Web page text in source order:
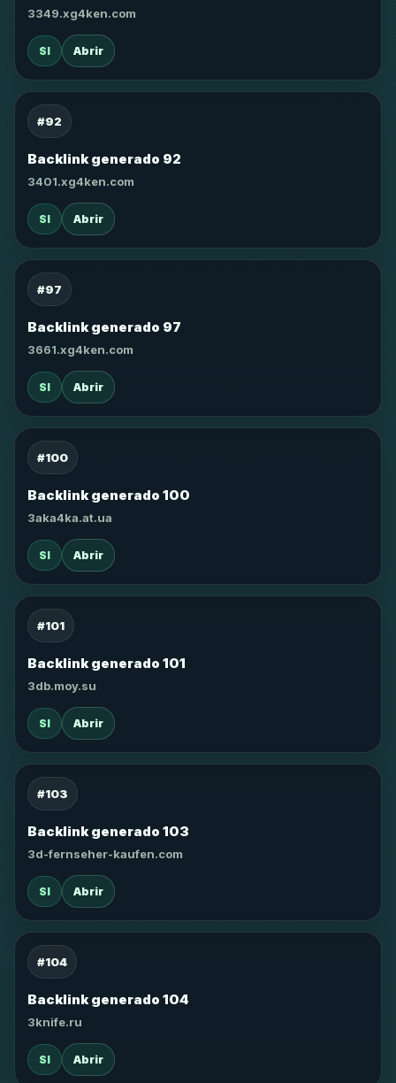
3349.xg4ken.com
SI Abrir
#92
Backlink generado 92
3401.xg4ken.com
SI Abrir
#97
Backlink generado 97
3661.xg4ken.com
SI Abrir
#100
Backlink generado 100
3aka4ka.at.ua
SI Abrir
#101
Backlink generado 101
3db.moy.su
SI Abrir
#103
Backlink generado 103
3d-fernseher-kaufen.com
SI Abrir
#104
Backlink generado 104
3knife.ru
SI Abrir